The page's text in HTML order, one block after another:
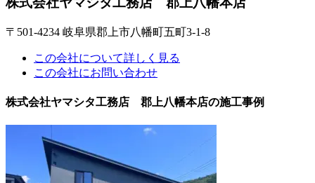
〒501-4234 岐阜県郡上市八幡町五町3-1-8
この会社について詳しく見る
この会社にお問い合わせ
株式会社ヤマシタ工務店 郡上八幡本店の施工事例